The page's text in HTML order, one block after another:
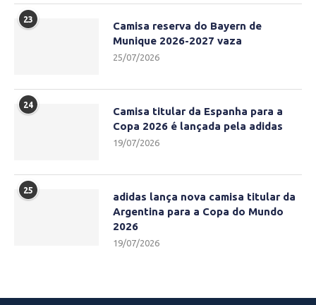
23
Camisa reserva do Bayern de
Munique 2026-2027 vaza
25/07/2026
24
Camisa titular da Espanha para a
Copa 2026 é lançada pela adidas
19/07/2026
25
adidas lança nova camisa titular da
Argentina para a Copa do Mundo
2026
19/07/2026